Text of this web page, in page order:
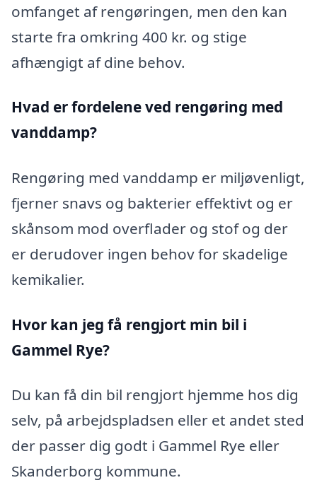
omfanget af rengøringen, men den kan
starte fra omkring 400 kr. og stige
afhængigt af dine behov.
Hvad er fordelene ved rengøring med
vanddamp?
Rengøring med vanddamp er miljøvenligt,
fjerner snavs og bakterier effektivt og er
skånsom mod overflader og stof og der
er derudover ingen behov for skadelige
kemikalier.
Hvor kan jeg få rengjort min bil i
Gammel Rye?
Du kan få din bil rengjort hjemme hos dig
selv, på arbejdspladsen eller et andet sted
der passer dig godt i Gammel Rye eller
Skanderborg kommune.